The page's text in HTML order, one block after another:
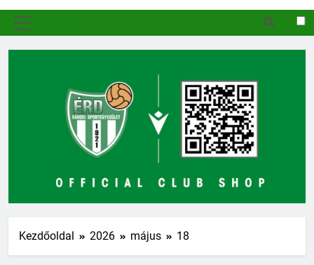
Kezdőoldal 2026 május 18